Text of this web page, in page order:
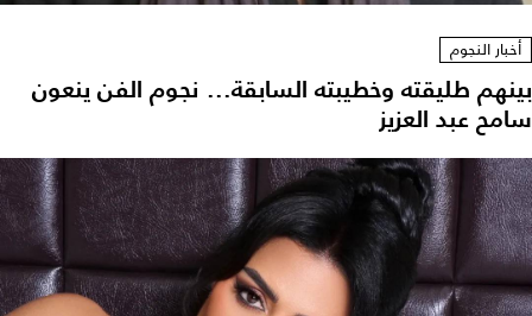
أخبار النجوم
بينهم طليقته وخطيبته السابقة... نجوم الفن ينعون
سامح عبد العزيز